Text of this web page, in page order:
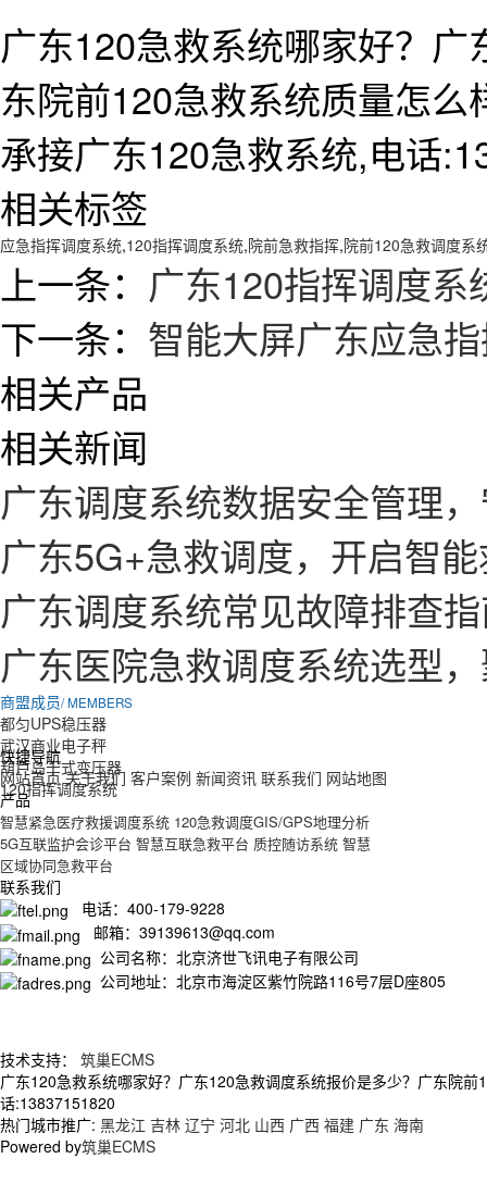
广东120急救系统哪家好？
东院前120急救系统质量怎
承接广东120急救系统,电话
相关标签
应急指挥调度系统,120指挥调度系统,院前急救指挥,院前120急救调度系
上一条： 广东120指挥调度
下一条： 智能大屏广东应急
相关产品
相关新闻
广东调度系统数据安全管理
广东5G+急救调度，开启智
广东调度系统常见故障排查
广东医院急救调度系统选型
商盟成员/ MEMBERS
都匀UPS稳压器
武汉商业电子秤
葫芦岛干式变压器
120指挥调度系统
快捷导航
网站首页 关于我们 客户案例 新闻资讯 联系我们 网站地图
产品
智慧紧急医疗救援调度系统 120急救调度GIS/GPS地理分析
5G互联监护会诊平台 智慧互联急救平台 质控随访系统 智慧
区域协同急救平台
联系我们
电话：400-179-9228
邮箱：39139613@qq.com
公司名称：北京济世飞讯电子有限公司
公司地址：北京市海淀区紫竹院路116号7层D座805
技术支持： 筑巢ECMS
广东120急救系统哪家好？广东120急救调度系统报价是多少？广东院
话:13837151820
热门城市推广: 黑龙江 吉林 辽宁 河北 山西 广西 福建 广东 海南
Powered by筑巢ECMS